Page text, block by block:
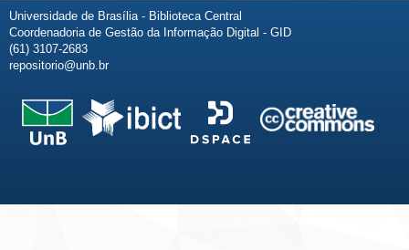
Universidade de Brasília - Biblioteca Central
Coordenadoria de Gestão da Informação Digital - GID
(61) 3107-2683
repositorio@unb.br